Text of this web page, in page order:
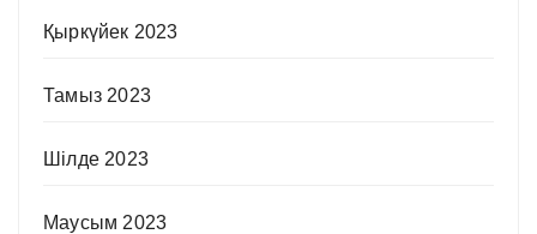
Қыркүйек 2023
Тамыз 2023
Шілде 2023
Маусым 2023